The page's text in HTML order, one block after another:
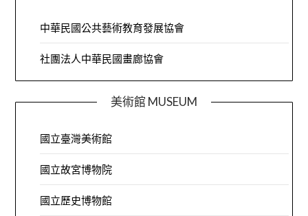
中華民國公共藝術教育發展協會
社團法人中華民國畫廊協會
美術館 MUSEUM
國立臺灣美術館
國立故宮博物院
國立歷史博物館